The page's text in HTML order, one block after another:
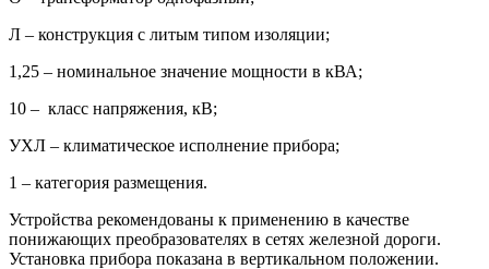
Л – конструкция с литым типом изоляции;
1,25 – номинальное значение мощности в кВА;
10 – класс напряжения, кВ;
УХЛ – климатическое исполнение прибора;
1 – категория размещения.
Устройства рекомендованы к применению в качестве
понижающих преобразователях в сетях железной дороги.
Установка прибора показана в вертикальном положении.